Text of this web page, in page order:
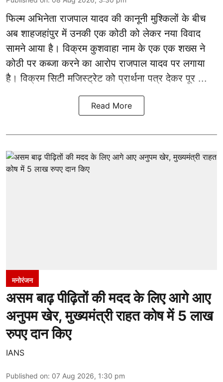
फिल्म अभिनेताराजपाल यादवकी कानूनी मुश्किलों के बीच
अब शाहजहांपुर में उनकी एक कोठी को लेकर नया विवाद
सामने आया है। विक्रम कुशवाहा नाम के एक एक शख्स ने
कोठी पर कब्जा करने का आरोप राजपाल यादव पर लगाया
है। विक्रम सिटी मजिस्ट्रेट को प्रार्थना पत्र देकर पूर ...
Read More
मनोरंजन
असम बाढ़ पीढ़ितों की मदद के लिए आगे आए
अनुपम खेर, मुख्यमंत्री राहत कोष में 5 लाख
रुपए दान किए
IANS
Published on: 07 Aug 2026, 1:30 pm